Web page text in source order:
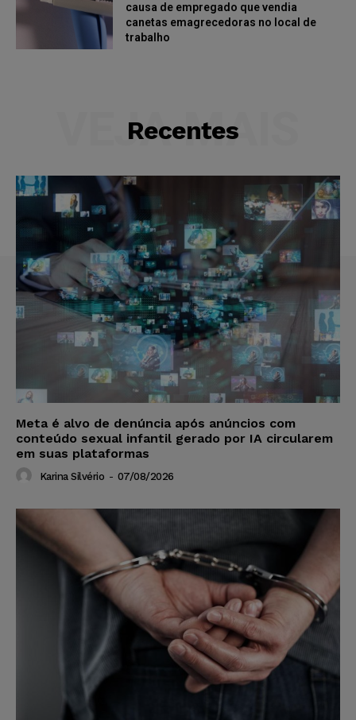
causa de empregado que vendia
canetas emagrecedoras no local de
trabalho
Recentes
VEJA MAIS
Meta é alvo de denúncia após anúncios com
conteúdo sexual infantil gerado por IA circularem
em suas plataformas
Karina Silvério - 07/08/2026